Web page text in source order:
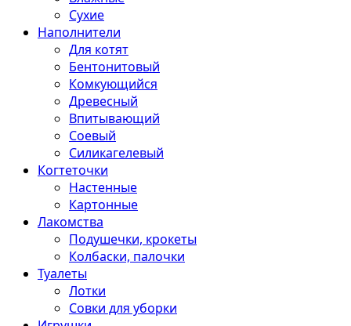
Сухие
Наполнители
Для котят
Бентонитовый
Комкующийся
Древесный
Впитывающий
Соевый
Силикагелевый
Когтеточки
Настенные
Картонные
Лакомства
Подушечки, крокеты
Колбаски, палочки
Туалеты
Лотки
Совки для уборки